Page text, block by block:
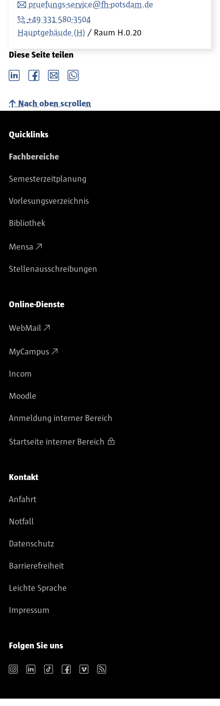
pruefungs-service@fh-potsdam.de
+49 331 580-3504
Hauptgebäude (H)
Raum H.0.20
Diese Seite teilen
LinkedIn Facebook email Whatsapp
Nach oben scrollen
Service-Navigation
Quicklinks
Fachbereiche
Semesterzeitplanung
Vorlesungsverzeichnis
Bibliothek
Mensa
Stellenausschreibungen
Online-Dienste
WebMail
MyCampus
Incom
Moodle
Anmeldung interner Bereich
Startseite interner Bereich
Kontakt
Anfahrt
Notfall
Datenschutz
Barrierefreiheit
Leichte Sprache
Impressum
Folgen Sie uns
Instagram LinkedIn TikTok Facebook Vimeo RSS